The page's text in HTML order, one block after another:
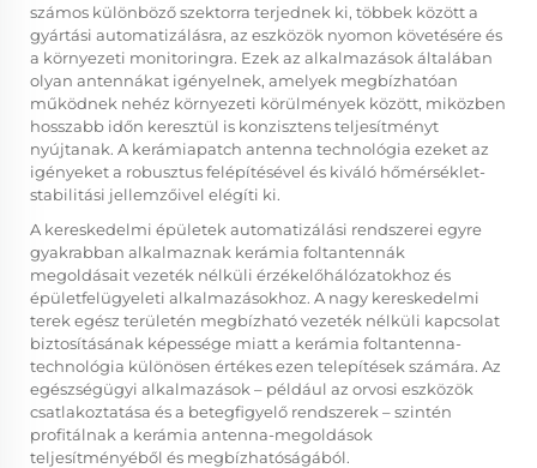
számos különböző szektorra terjednek ki, többek között a
gyártási automatizálásra, az eszközök nyomon követésére és
a környezeti monitoringra. Ezek az alkalmazások általában
olyan antennákat igényelnek, amelyek megbízhatóan
működnek nehéz környezeti körülmények között, miközben
hosszabb időn keresztül is konzisztens teljesítményt
nyújtanak. A kerámiapatch antenna technológia ezeket az
igényeket a robusztus felépítésével és kiváló hőmérséklet-
stabilitási jellemzőivel elégíti ki.
A kereskedelmi épületek automatizálási rendszerei egyre
gyakrabban alkalmaznak kerámia foltantennák
megoldásait vezeték nélküli érzékelőhálózatokhoz és
épületfelügyeleti alkalmazásokhoz. A nagy kereskedelmi
terek egész területén megbízható vezeték nélküli kapcsolat
biztosításának képessége miatt a kerámia foltantenna-
technológia különösen értékes ezen telepítések számára. Az
egészségügyi alkalmazások – például az orvosi eszközök
csatlakoztatása és a betegfigyelő rendszerek – szintén
profitálnak a kerámia antenna-megoldások
teljesítményéből és megbízhatóságából.